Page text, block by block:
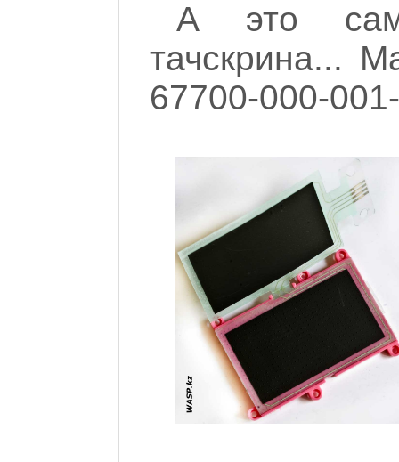
А это
тачскрина...
67700-000-